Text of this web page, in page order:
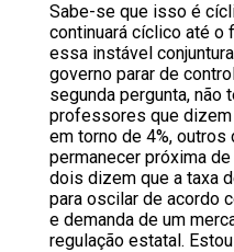
Sabe-se que isso é
continuará cíclico até o
essa instável
governo parar de
segunda pergunta, não
professores que dizem
em torno de 4%,
permanecer próxima
dois dizem que a taxa
para oscilar de acordo
e demanda de um
regulação estatal.